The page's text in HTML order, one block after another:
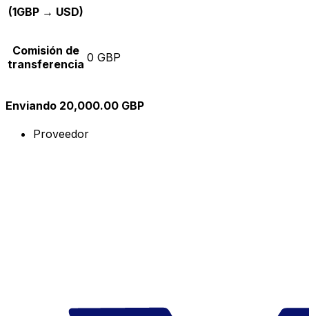
(1GBP → USD)
Comisión de
transferencia 0 GBP
Enviando 20,000.00 GBP
Proveedor